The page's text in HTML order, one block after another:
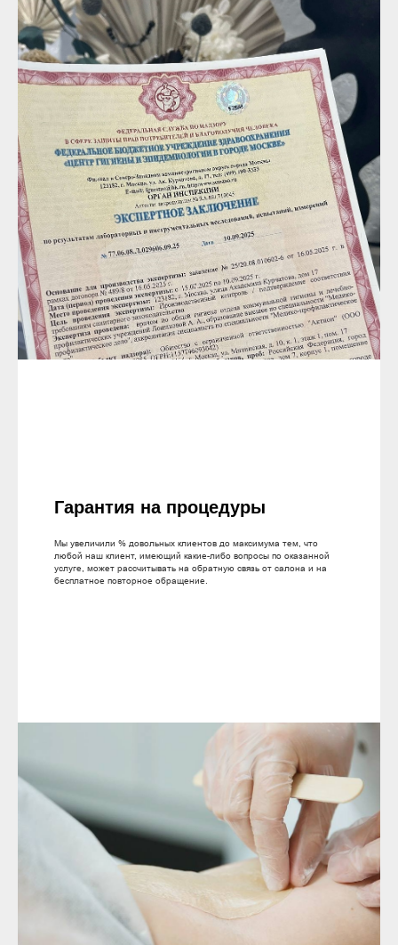
Гарантия на процедуры
Мы увеличили % довольных клиентов до максимума тем, что
любой наш клиент, имеющий какие-либо вопросы по оказанной
услуге, может рассчитывать на обратную связь от салона и на
бесплатное повторное обращение.